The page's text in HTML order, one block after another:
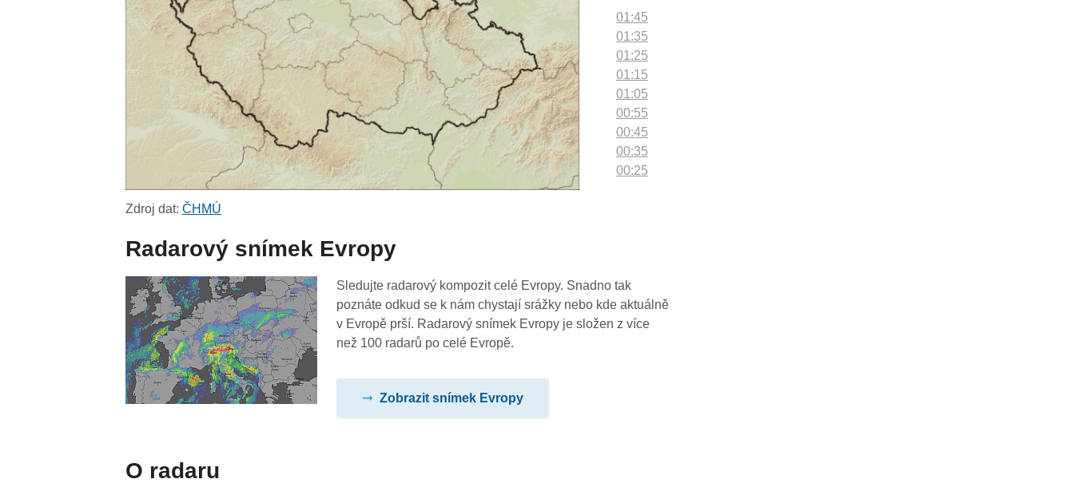
01:45
01:35
01:25
01:15
01:05
00:55
00:45
00:35
00:25
Zdroj dat:ČHMÚ
Radarový snímek Evropy
Sledujte radarový kompozit celé Evropy. Snadno tak
poznáte odkud se k nám chystají srážky nebo kde aktuálně
v Evropě prší. Radarový snímek Evropy je složen z více
než 100 radarů po celé Evropě.
Zobrazit snímek Evropy
O radaru